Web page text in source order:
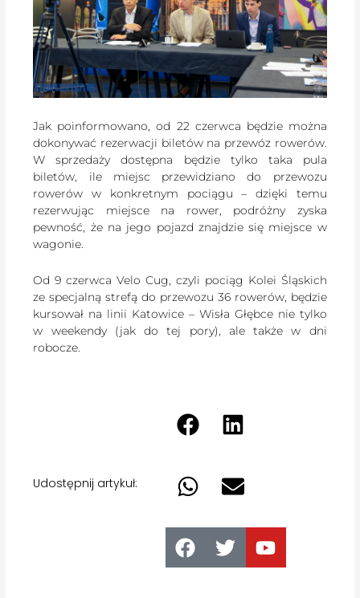
Jak poinformowano, od 22 czerwca będzie można
dokonywać rezerwacji biletów na przewóz rowerów.
W sprzedaży dostępna będzie tylko taka pula
biletów, ile miejsc przewidziano do przewozu
rowerów w konkretnym pociągu – dzięki temu
rezerwując miejsce na rower, podróżny zyska
pewność, że na jego pojazd znajdzie się miejsce w
wagonie.
Od 9 czerwca Velo Cug, czyli pociąg Kolei Śląskich
ze specjalną strefą do przewozu 36 rowerów, będzie
kursował na linii Katowice – Wisła Głębce nie tylko
w weekendy (jak do tej pory), ale także w dni
robocze.
Udostępnij artykuł: